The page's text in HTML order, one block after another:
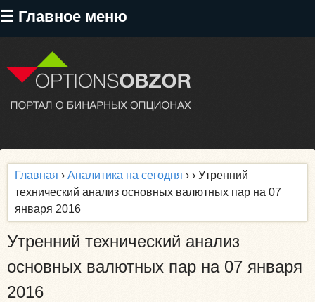
☰ Главное меню
Перейти
содержанию
Главная › Аналитика на сегодня › › Утренний
технический анализ основных валютных пар на 07
января 2016
Утренний технический анализ
основных валютных пар на 07 января
2016